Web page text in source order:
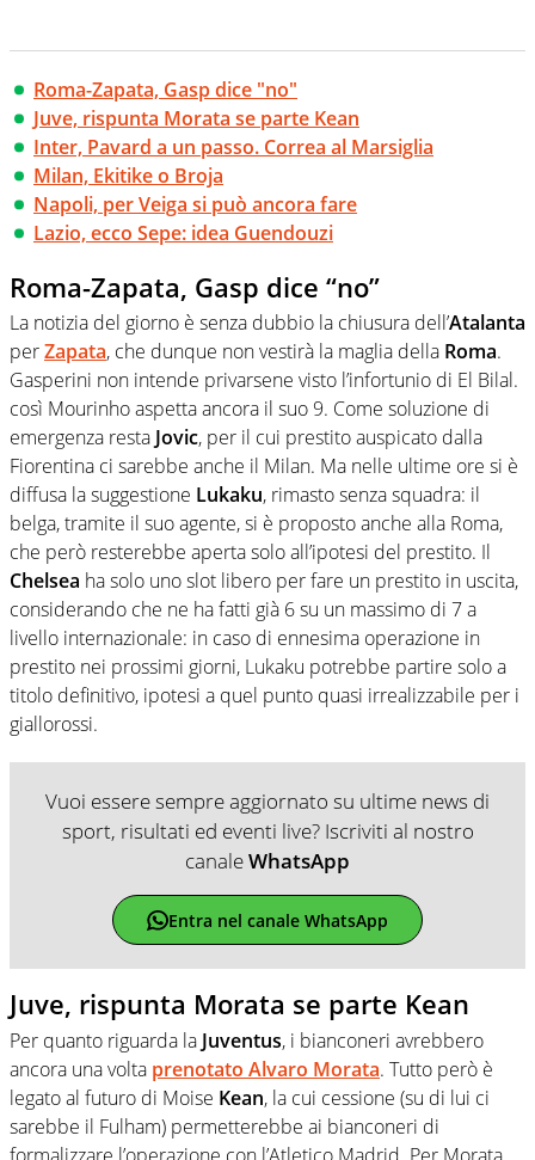
Roma-Zapata, Gasp dice "no"
Juve, rispunta Morata se parte Kean
Inter, Pavard a un passo. Correa al Marsiglia
Milan, Ekitike o Broja
Napoli, per Veiga si può ancora fare
Lazio, ecco Sepe: idea Guendouzi
Roma-Zapata, Gasp dice “no”
La notizia del giorno è senza dubbio la chiusura dell’Atalanta
perZapata, che dunque non vestirà la maglia della Roma.
Gasperini non intende privarsene visto l’infortunio di El Bilal.
così Mourinho aspetta ancora il suo 9. Come soluzione di
emergenza resta Jovic, per il cui prestito auspicato dalla
Fiorentina ci sarebbe anche il Milan. Ma nelle ultime ore si è
diffusa la suggestione Lukaku, rimasto senza squadra: il
belga, tramite il suo agente, si è proposto anche alla Roma,
che però resterebbe aperta solo all’ipotesi del prestito. Il
Chelsea ha solo uno slot libero per fare un prestito in uscita,
considerando che ne ha fatti già 6 su un massimo di 7 a
livello internazionale: in caso di ennesima operazione in
prestito nei prossimi giorni, Lukaku potrebbe partire solo a
titolo definitivo, ipotesi a quel punto quasi irrealizzabile per i
giallorossi.
Vuoi essere sempre aggiornato su ultime news di
sport, risultati ed eventi live? Iscriviti al nostro
canaleWhatsApp
Entra nel canale WhatsApp
Juve, rispunta Morata se parte Kean
Per quanto riguarda la Juventus, i bianconeri avrebbero
ancora una volta prenotato Alvaro Morata. Tutto però è
legato al futuro di Moise Kean, la cui cessione (su di lui ci
sarebbe il Fulham) permetterebbe ai bianconeri di